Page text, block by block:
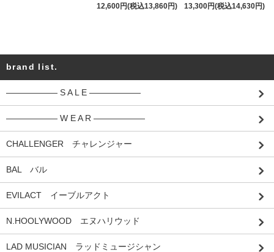
12,600円(税込13,860円)
13,300円(税込14,630円)
brand list.
―――――― S A L E ――――――
―――――― W E A R ――――――
CHALLENGER チャレンジャー
BAL バル
EVILACT イーブルアクト
N.HOOLYWOOD エヌハリウッド
LAD MUSICIAN ラッドミュージシャン